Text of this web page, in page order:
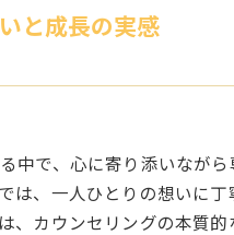
と成長の実感
で、心に寄り添いなが
、一人ひとりの想いに
カウンセリングの本質